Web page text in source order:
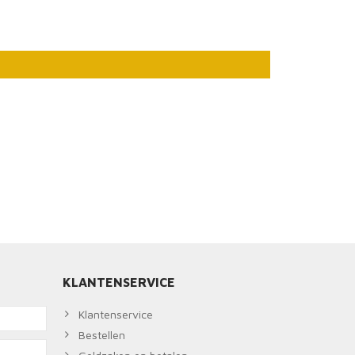
KLANTENSERVICE
Klantenservice
Bestellen